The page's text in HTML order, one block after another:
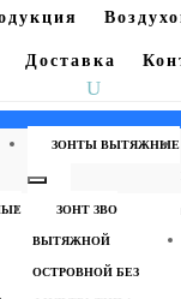
Доставка
ЗОНТЫ ВЫТЯЖНЫЕ
ЗОНТ ЗВО
ВЫТЯЖНОЙ
ОСТРОВНОЙ БЕЗ